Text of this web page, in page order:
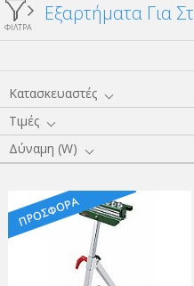
ΦΙΛΤΡΑ
Εξαρτήματα Για
Κατασκευαστές
Τιμές
Δύναμη (W)